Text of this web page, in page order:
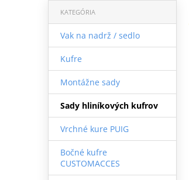
KATEGÓRIA
Vak na nadrž / sedlo
Kufre
Montážne sady
Sady hliníkových kufrov
Vrchné kure PUIG
Bočné kufre
CUSTOMACCES